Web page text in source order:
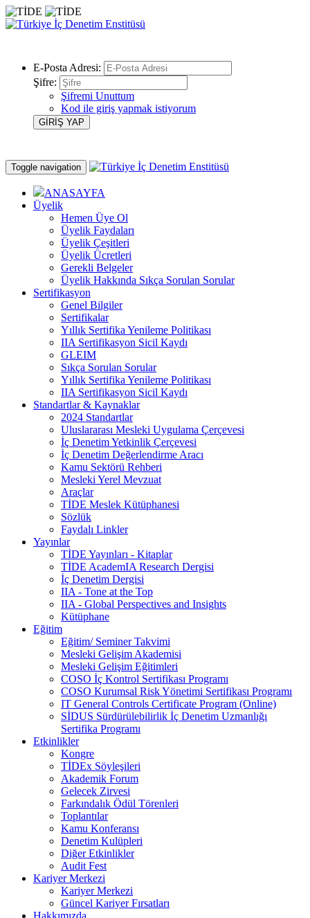
E-Posta Adresi:
Şifre:
Şifremi Unuttum
Kod ile giriş yapmak istiyorum
Toggle navigation
ANASAYFA
Üyelik
Hemen Üye Ol
Üyelik Faydaları
Üyelik Çeşitleri
Üyelik Ücretleri
Gerekli Belgeler
Üyelik Hakkında Sıkça Sorulan Sorular
Sertifikasyon
Genel Bilgiler
Sertifikalar
Yıllık Sertifika Yenileme Politikası
IIA Sertifikasyon Sicil Kaydı
GLEIM
Sıkça Sorulan Sorular
Yıllık Sertifika Yenileme Politikası
IIA Sertifikasyon Sicil Kaydı
Standartlar & Kaynaklar
2024 Standartlar
Uluslararası Mesleki Uygulama Çerçevesi
İç Denetim Yetkinlik Çerçevesi
İç Denetim Değerlendirme Aracı
Kamu Sektörü Rehberi
Mesleki Yerel Mevzuat
Araçlar
TİDE Meslek Kütüphanesi
Sözlük
Faydalı Linkler
Yayınlar
TİDE Yayınları - Kitaplar
TİDE AcademIA Research Dergisi
İç Denetim Dergisi
IIA - Tone at the Top
IIA - Global Perspectives and Insights
Kütüphane
Eğitim
Eğitim/ Seminer Takvimi
Mesleki Gelişim Akademisi
Mesleki Gelişim Eğitimleri
COSO İç Kontrol Sertifikası Programı
COSO Kurumsal Risk Yönetimi Sertifikası Programı
IT General Controls Certificate Program (Online)
SİDUS Sürdürülebilirlik İç Denetim Uzmanlığı
Sertifika Programı
Etkinlikler
Kongre
TİDEx Söyleşileri
Akademik Forum
Gelecek Zirvesi
Farkındalık Ödül Törenleri
Toplantılar
Kamu Konferansı
Denetim Kulüpleri
Diğer Etkinlikler
Audit Fest
Kariyer Merkezi
Kariyer Merkezi
Güncel Kariyer Fırsatları
Hakkımızda